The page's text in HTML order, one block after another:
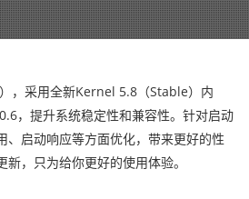
），采用全新Kernel 5.8 （Stable） 内
， 提升系统稳定性和兼容性。针对启动
、启动响应等方面优化，带来更好的性
，只为给你更好的使用体验。